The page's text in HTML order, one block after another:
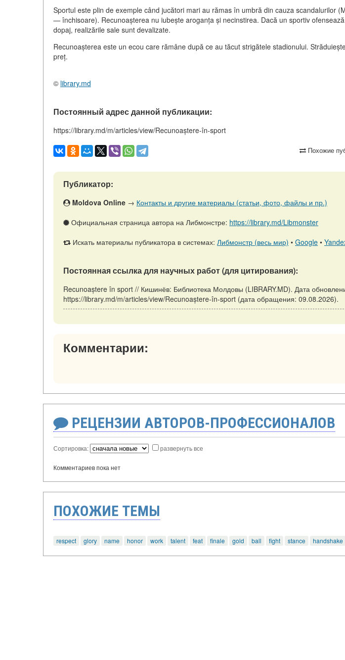
Sportul este plin de exemple când jucători mari au rămas în umbră din cauza scandalurilor
— închisoare). Recunoașterea nu iubește aroganța și necinstirea. Dacă un sportiv
dopaj, realizările sale sunt devalizate.
Recunoașterea este un ecou care rămâne după ce au tăcut strigătele stadionului.
preț.
© library.md
Постоянный адрес данной публикации:
https://library.md/m/articles/view/Recunoaștere-în-sport
Похожие
Публикатор:
Moldova Online → Контакты и другие материалы (статьи, фото, файлы и пр.)
Официальная страница автора на Либмонстре: https://library.md/Libmonster
Искать материалы публикатора в системах: Либмонстр (весь мир) • Google •
Постоянная ссылка для научных работ (для цитирования):
Recunoaștere în sport // Кишинёв: Библиотека Молдовы (LIBRARY.MD). Дата
https://library.md/m/articles/view/Recunoaștere-în-sport (дата обращения: 09.08.2026).
Комментарии:
РЕЦЕНЗИИ АВТОРОВ-ПРОФЕССИОНАЛОВ
Сортировка: развернуть все
Комментариев пока нет
ПОХОЖИЕ ТЕМЫ
respect glory name honor work talent feat finale gold ball fight stance handshake